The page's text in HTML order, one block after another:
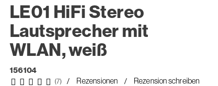
LE01 HiFi Stereo
Lautsprecher mit
WLAN, weiß
156104
(7) Rezensionen Rezension schreiben